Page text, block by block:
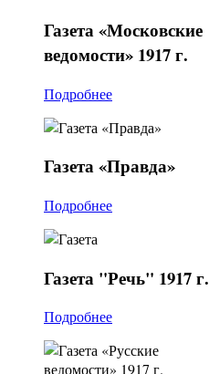
Газета«Московские
ведомости» 1917 г.
Подробнее
Газета«Правда»
Подробнее
Газета "Речь" 1917 г.
Подробнее